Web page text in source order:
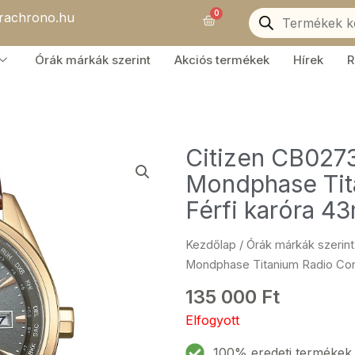
0Kosár
Products
search
Órák márkák szerint Akciós termékek Hírek
Citizen
Mondphase
Férfi karóra
Kezdőlap / Órák márkák szerint
Mondphase Titanium Radio
135 000 Ft
Elfogyott